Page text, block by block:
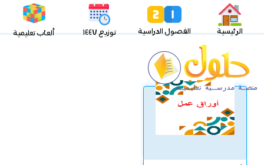
الرئيسية الفصول الدراسية توزيع ١٤٤٧ ألعاب تعليمية